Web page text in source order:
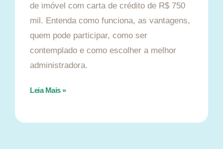
de imóvel com carta de crédito de R$ 750
mil. Entenda como funciona, as vantagens,
quem pode participar, como ser
contemplado e como escolher a melhor
administradora.
Leia Mais »